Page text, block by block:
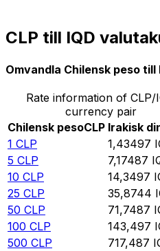
CLP till IQD
Omvandla Chilensk peso till
Rate information of CLP/
currency pair
Chilensk pesoCLP Irakisk
1 CLP 1,43497
5 CLP 7,17487
10 CLP 14,3497
25 CLP 35,8744
50 CLP 71,7487
100 CLP 143,497
500 CLP 717,487